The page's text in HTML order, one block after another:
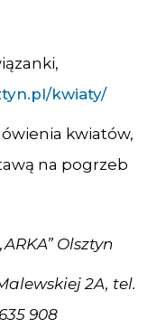
kwiaty/
kwiatów,
na pogrzeb
Olsztyn
2A, tel.
908